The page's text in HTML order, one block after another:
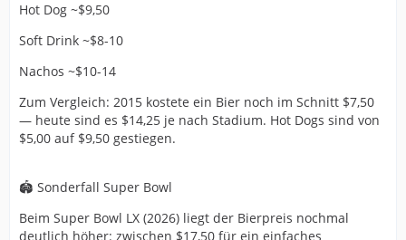
Hot Dog ~$9,50
Soft Drink ~$8-10
Nachos ~$10-14
Zum Vergleich: 2015 kostete ein Bier noch im Schnitt $7,50
— heute sind es $14,25 je nach Stadium. Hot Dogs sind von
$5,00 auf $9,50 gestiegen.
🏟️ Sonderfall Super Bowl
Beim Super Bowl LX (2026) liegt der Bierpreis nochmal
deutlich höher: zwischen $17,50 für ein einfaches